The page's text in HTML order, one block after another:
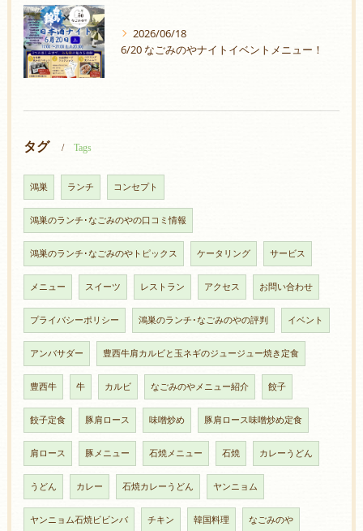
2026/06/18
6/20 なごみのやナイトイベントメニュー！
タグ Tags
鴻巣 ランチ コンセプト
鴻巣のランチ･なごみのやの口コミ情報
鴻巣のランチ･なごみのやトピックス ケータリング サービス
メニュー スイーツ レストラン アクセス お問い合わせ
プライバシーポリシー 鴻巣のランチ･なごみのやの評判 イベント
アンバサダー 豊西牛肩カルビと玉ネギのジュージュー焼き定食
豊西牛 牛 カルビ なごみのやメニュー紹介 餃子
餃子定食 豚肩ロース 味噌炒め 豚肩ロース味噌炒め定食
肩ロース 豚メニュー 石焼メニュー 石焼 カレーうどん
うどん カレー 石焼カレーうどん ヤンニョム
ヤンニョム石焼ビビンバ チキン 韓国料理 なごみのや